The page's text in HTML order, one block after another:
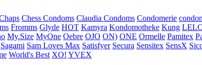
Chess Condoms Claudia Condoms Condomerie
Fromms Glyde HOT Kamyra Kondomotheke Kung
My.Size MyOne Oebre OJO ON) ONE Ormelle Pamitex
Sagami Sam Loves Max Satisfyer Secura Sensitex SensX
World's Best XO! YVEX